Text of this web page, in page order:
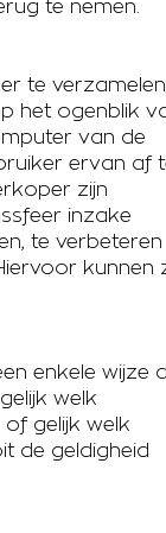
te nemen.
te
het ogenblik
van de
ervan af
zijn
inzake
te verbeteren
kunnen
enkele wijze
welk
gelijk welk
de geldigheid